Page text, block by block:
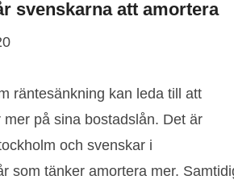
svenskarna att amortera
räntesänkning kan leda till att
på sina bostadslån. Det är
och svenskar i
som tänker amortera mer.